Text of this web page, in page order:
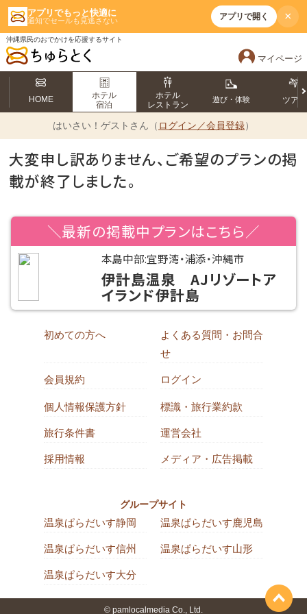
アプリでもっと快適に
通知でセールも見逃さない アプリで開く ×
沖縄県民のおでかけを応援するサイト
マイページ
HOME
ホテル
宿泊
ホテル
レストラン
遊び・体験 ツアー
はいさい！ ゲストさん（ ログイン／会員登録）
大変申し訳ありません、ご希望のプランの掲
載が終了しました。
＼最新の掲載中プランはこちら／
本島中部:宜野湾・浦添・沖縄市
伊計島温泉 AJリゾートア
イランド伊計島
初めての方へ
よくある質問・お問合
せ
会員規約 ログイン
個人情報保護方針 標識・旅行業約款
旅行条件書 運営会社
採用情報 メディア・広告掲載
グループサイト
温泉ぱらだいす静岡 温泉ぱらだいす鹿児島
温泉ぱらだいす信州 温泉ぱらだいす山形
温泉ぱらだいす大分
© pamlocalmedia Co., Ltd.